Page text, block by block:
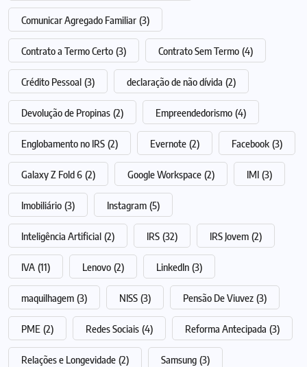
Comunicar Agregado Familiar (3)
Contrato a Termo Certo (3) Contrato Sem Termo (4)
Crédito Pessoal (3) declaração de não dívida (2)
Devolução de Propinas (2) Empreendedorismo (4)
Englobamento no IRS (2) Evernote (2) Facebook (3)
Galaxy Z Fold 6 (2) Google Workspace (2) IMI (3)
Imobiliário (3) Instagram (5)
Inteligência Artificial (2) IRS (32) IRS Jovem (2)
IVA (11) Lenovo (2) LinkedIn (3)
maquilhagem (3) NISS (3) Pensão De Viuvez (3)
PME (2) Redes Sociais (4) Reforma Antecipada (3)
Relações e Longevidade (2) Samsung (3)